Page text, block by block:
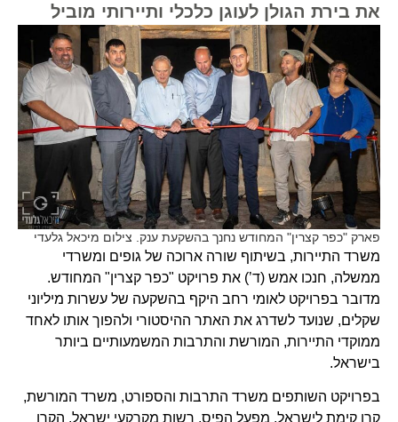
את בירת הגולן לעוגן כלכלי ותיירותי מוביל
פארק "כפר קצרין" המחודש נחנך בהשקעת ענק. צילום מיכאל גלעדי
משרד התיירות, בשיתוף שורה ארוכה של גופים ומשרדי
ממשלה, חנכו אמש (ד’) את פרויקט "כפר קצרין" המחודש.
מדובר בפרויקט לאומי רחב היקף בהשקעה של עשרות מיליוני
שקלים, שנועד לשדרג את האתר ההיסטורי ולהפוך אותו לאחד
ממוקדי התיירות, המורשת והתרבות המשמעותיים ביותר
בישראל.
בפרויקט השותפים משרד התרבות והספורט, משרד המורשת,
קרן קימת לישראל, מפעל הפיס, רשות מקרקעי ישראל, הקרן